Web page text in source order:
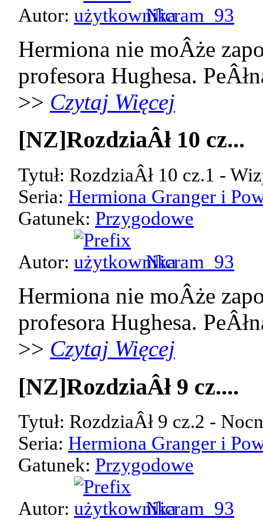
Autor: Nicram_93
Hermiona nie moÂże
profesora Hughesa.
>> Czytaj Więcej
[NZ]RozdziaÂł 10 cz...
Tytuł: RozdziaÂł 10 cz.1 -
Seria: Hermiona Granger i
Gatunek: Przygodowe
Autor: Nicram_93
Hermiona nie moÂże
profesora Hughesa.
>> Czytaj Więcej
[NZ]RozdziaÂł 9 cz....
Tytuł: RozdziaÂł 9 cz.2 -
Seria: Hermiona Granger i
Gatunek: Przygodowe
Autor: Nicram_93